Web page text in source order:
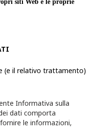
siti Web e le proprie
le Informazioni
alcuna delle
la transazione o
(e il relativo trattamento)
Informativa sulla
dati comporta
le informazioni,